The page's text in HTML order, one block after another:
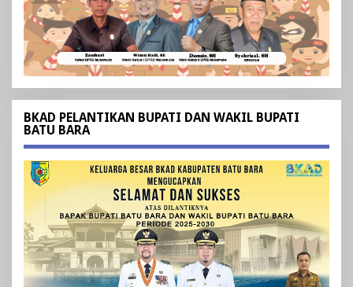
BKAD PELANTIKAN BUPATI DAN WAKIL BUPATI
BATU BARA